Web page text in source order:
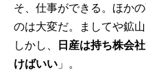
そ、仕事ができる。ほか
のは大変だ。ましてや鉱
しかし、
日産は持ち株会
けばいい 」。